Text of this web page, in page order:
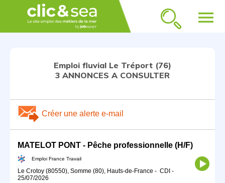
menu
Emploi fluvial Le Tréport (76)
3 ANNONCES A CONSULTER
Créer une alerte e-mail
MATELOT PONT - Pêche professionnelle (H/F)
Emploi France Travail
Le Crotoy (80550), Somme (80), Hauts-de-France - CDI -
25/07/2026